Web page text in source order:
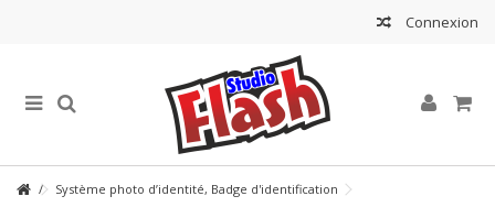
Connexion
Système photo d’identité, Badge d'identification